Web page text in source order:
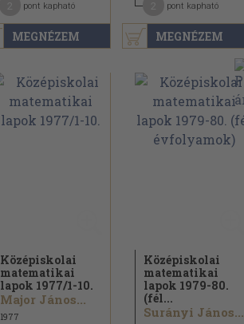
MEGNÉZEM
pont kapható
MEGNÉZEM
pont kapható
Középiskolai
matematikai
lapok 1977/1-10.
Major János...
1977
Középiskolai
matematikai
lapok 1979-80.
(fél...
Surányi János...